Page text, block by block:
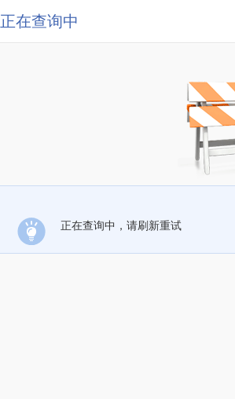
正在查询中
正在查询中，请刷新重试